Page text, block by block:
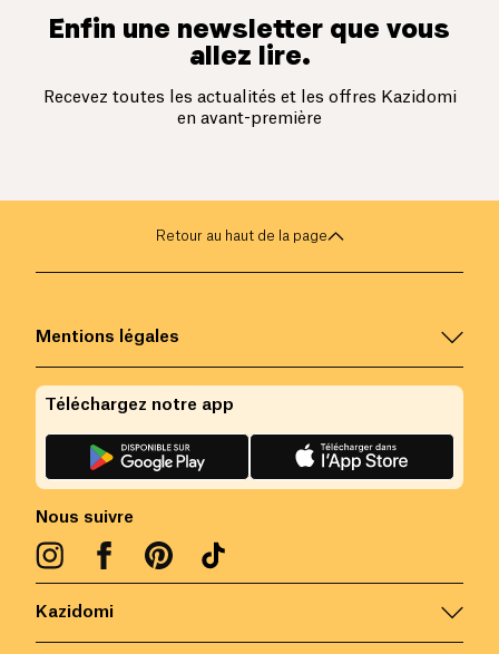
Enfin une newsletter que vous
allez lire.
Recevez toutes les actualités et les offres Kazidomi
en avant-première
Retour au haut de la page
Kazidomi
Mentions légales
Nous suivre
Téléchargez notre app